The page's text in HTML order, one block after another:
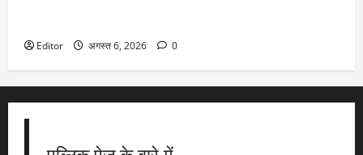
Editor अगस्त 6, 2026 0